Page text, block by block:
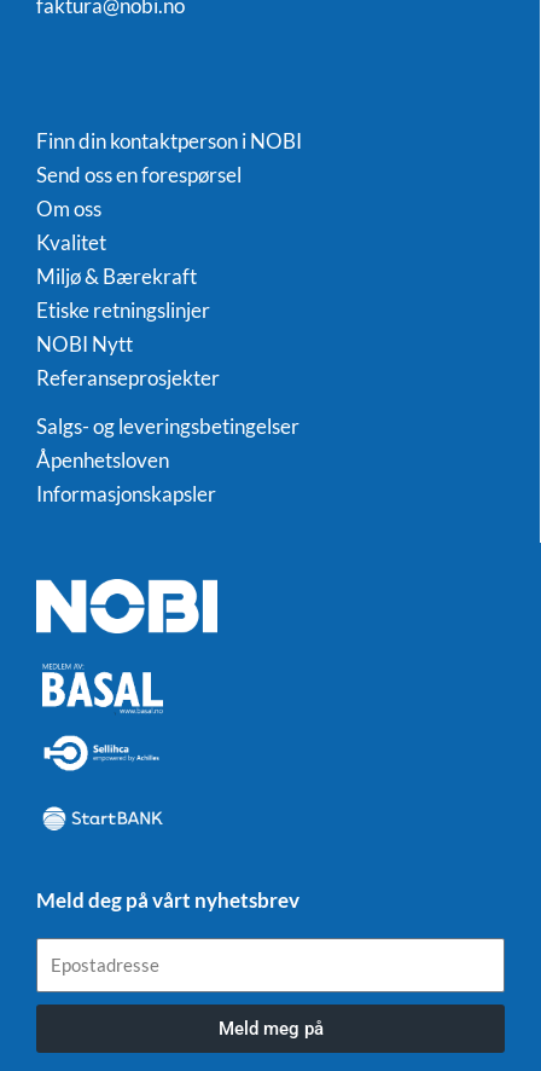
faktura@nobi.no
Finn din kontaktperson i NOBI
Send oss en forespørsel
Om oss
Kvalitet
Miljø & Bærekraft
Etiske retningslinjer
NOBI Nytt
Referanseprosjekter
Salgs- og leveringsbetingelser
Åpenhetsloven
Informasjonskapsler
Meld deg på vårt nyhetsbrev
Meld meg på